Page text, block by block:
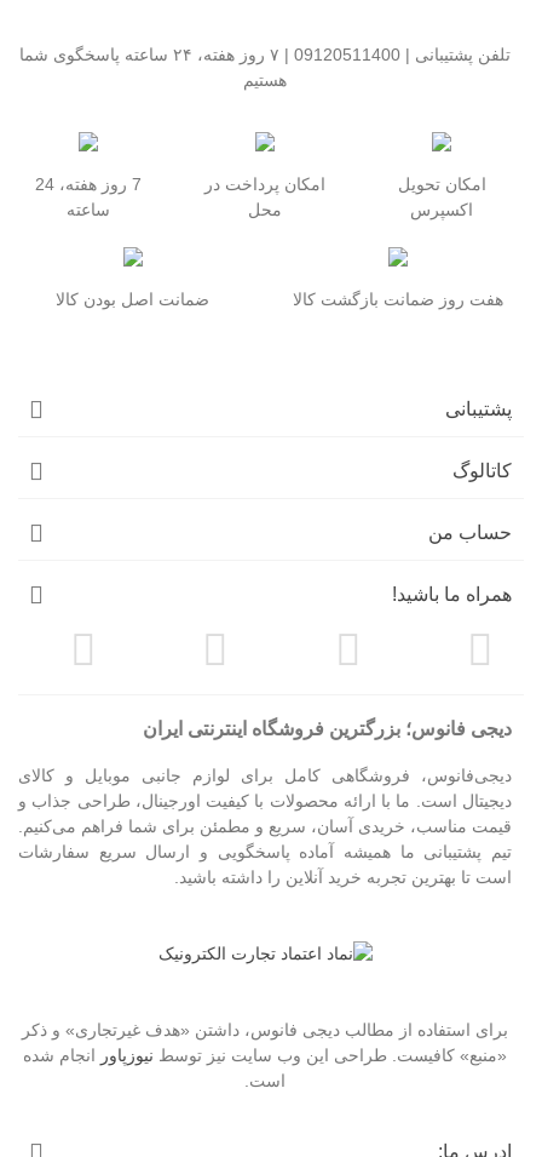
تلفن پشتیبانی | 09120511400 | ۷ روز هفته، ۲۴ ساعته پاسخگوی شما
هستیم
امکان تحویل
اکسپرس
امکان پرداخت در
محل
7 روز هفته، 24
ساعته
هفت روز ضمانت بازگشت کالا ضمانت اصل بودن کالا
پشتیبانی
کاتالوگ
حساب من
همراه ما باشید!
دیجی فانوس؛ بزرگترین فروشگاه اینترنتی ایران
دیجی‌فانوس، فروشگاهی کامل برای لوازم جانبی موبایل و کالای
دیجیتال است. ما با ارائه محصولات با کیفیت اورجینال، طراحی جذاب و
قیمت مناسب، خریدی آسان، سریع و مطمئن برای شما فراهم می‌کنیم.
تیم پشتیبانی ما همیشه آماده پاسخگویی و ارسال سریع سفارشات
است تا بهترین تجربه خرید آنلاین را داشته باشید.
برای استفاده از مطالب دیجی فانوس، داشتن «هدف غیرتجاری» و ذکر
«منبع» کافیست. طراحی این وب سایت نیز توسط نیوزپاور انجام شده
است.
ادرس ما: